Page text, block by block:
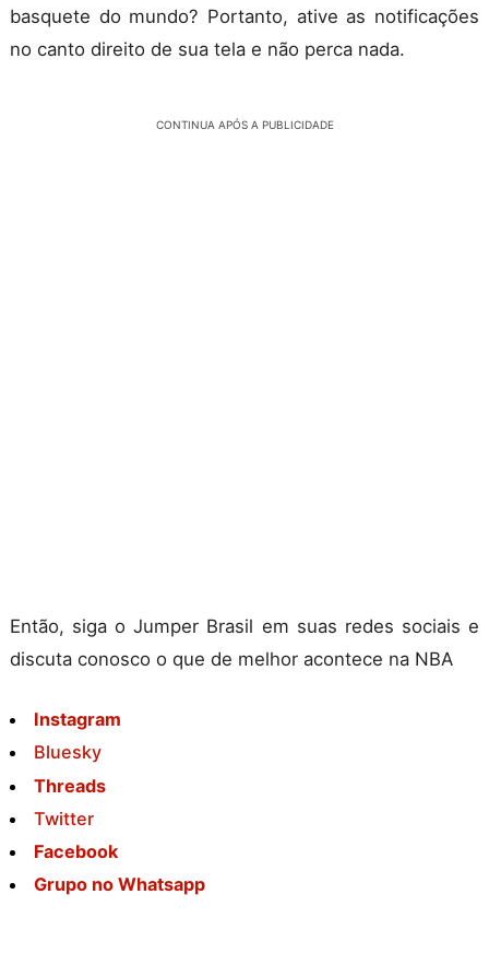
basquete do mundo? Portanto, ative as notificações
no canto direito de sua tela e não perca nada.
CONTINUA APÓS A PUBLICIDADE
Então, siga o Jumper Brasil em suas redes sociais e
discuta conosco o que de melhor acontece na NBA
Instagram
Bluesky
Threads
Twitter
Facebook
Grupo no Whatsapp